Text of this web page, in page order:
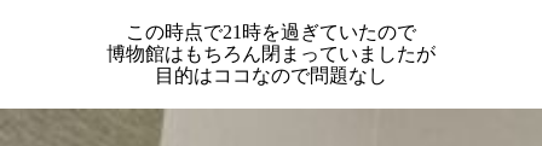
この時点で21時を過ぎていたので
博物館はもちろん閉まっていましたが
目的はココなので問題なし